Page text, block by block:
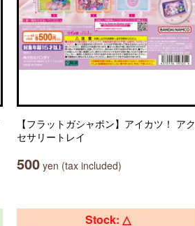
【フラットガシャポン】アイカツ！ アク
セサリートレイ
500 yen (tax included)
Stock: △